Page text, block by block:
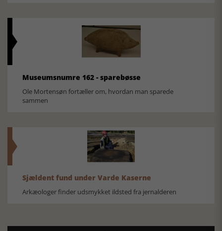
Museumsnumre 162 - sparebøsse
Ole Mortensøn fortæller om, hvordan man sparede
sammen
Sjældent fund under Varde Kaserne
Arkæologer finder udsmykket ildsted fra jernalderen